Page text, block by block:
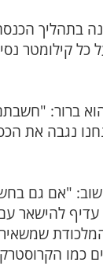
המדינה בתהליך
כל קילומטר
ברור:
נגבה את
"אם גם
להישאר עם
המלכודת
כמו